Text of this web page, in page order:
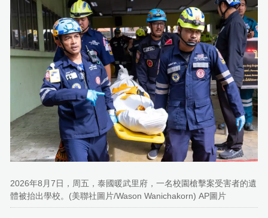
2026年8月7日，周五，泰國暖武里府，一名校園槍擊案受害者的遺
體被抬出學校。(美聯社圖片/Wason Wanichakorn) AP圖片